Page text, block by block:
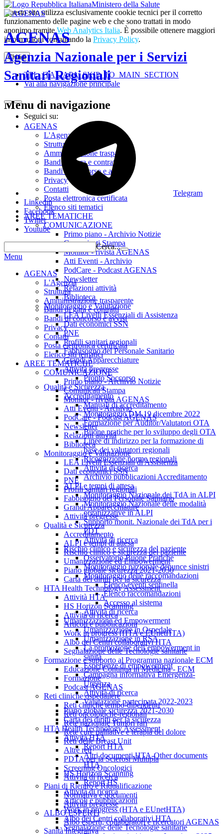
Questo sito utilizza esclusivamente cookie tecnici per il corretto
funzionamento delle pagine web e che sono trattati in modo
anonimo tramite Web Analytics Italia. È possibile ottenere maggiori
informazioni consultando la Privacy Policy.
Chiudi
TPL_ITALIAPA_SKIP_TO_MAIN_SECTION
Vai alla navigazione principale
Ministero della Salute
AGENAS
Agenzia Nazionale per i Servizi
Sanitari Regionali
Seguici su:
Telegram
Linkedin
Facebook
Twitter
Youtube
Cerca...
Menu
AGENAS
L'Agenzia
Struttura
Amministrazione trasparente
Bandi di gara e contratti
Bandi di concorso e avvisi
Privacy
Contatti
Posta elettronica certificata
Elenco siti tematici
AREE TEMATICHE
COMUNICAZIONE
Primo piano - Archivio Notizie
Comunicati Stampa
Monitor - rivista AGENAS
Atti Eventi - Archivio
PodCare - Podcast AGENAS
Newsletter
Relazioni attività
Biblioteca
Monitoraggio e Valutazione
LEA Livelli Essenziali di Assistenza
Dati economici SSN
PNE
Profili sanitari regionali
Fabbisogno del Personale Sanitario
Grandi Apparecchiature
Attività pregresse
Qualità e Sicurezza
Accreditamento
ALPI e tempi di attesa
Rischio clinico e sicurezza del paziente
Umanizzazione ed Empowerment
Piano globale sicurezza 2021-2030
Carta dei diritti per la sicurezza
HTA Health Technology Assessment
Attività HTA
HS Horizon Scanning
Attività di ricerca
Articoli e pubblicazioni
Work in progress (HTA e EUnetHTA)
Albo dei Centri collaborativi HTA
Segnalazione delle Tecnologie sanitarie
Formazione e supporto al Programma nazionale ECM
Educazione Continua in Medicina - ECM
Formazione
Podcast AGENAS
Reti cliniche ospedaliere
Reti cliniche tempo-dipendenti
Reti oncologiche-regionali
Rete nazionale Tumori rari
Rete cure palliative e terapia del dolore
Reti delle Breast Unit
Altre reti
PDTA per la Sclerosi Multipla
Screening Oncologici
Attività di ricerca
Piani di Rientro e Riqualificazione
Normativa e documenti
Attività pregresse
ALBO ESPERTI
Albo esperti, collaboratori e ricercatori AGENAS
Sanità Integrativa
Menu di navigazione
AGENAS
L'Agenzia
Struttura
Amministrazione trasparente
Bandi di gara e contratti
Bandi di concorso e avvisi
Privacy
Contatti
Posta elettronica certificata
Elenco siti tematici
AREE TEMATICHE
COMUNICAZIONE
Primo piano - Archivio Notizie
Comunicati Stampa
Monitor - rivista AGENAS
Atti Eventi - Archivio
PodCare - Podcast AGENAS
Newsletter
Relazioni attività
Biblioteca
Monitoraggio e Valutazione
LEA Livelli Essenziali di Assistenza
Dati economici SSN
PNE
Profili sanitari regionali
Fabbisogno del Personale Sanitario
Grandi Apparecchiature
Attività pregresse
Pronto Soccorso
Qualità e Sicurezza
Accreditamento
Manuali di accreditamento
Monitoraggio DM 19 dicembre 2022
Formazione per Auditor/Valutatori OTA
Buone pratiche per lo sviluppo degli OTA
Linee di indirizzo per la formazione di
base dei valutatori regionali
Ricognizione norme regionali
Attività di ricerca
Archivio pubblicazioni Accreditamento
ALPI e tempi di attesa
Monitoraggio Nazionale dei TdA in ALPI
Monitoraggio Nazionale delle modalità
organizzative in ALPI
Supporto monit. Nazionale dei TdA per i
PDT
Attività di ricerca
Rischio clinico e sicurezza del paziente
Osservatorio Buone Pratiche
Monitoraggio nazionale denunce sinistri
Monitoraggio delle raccomandazioni
Elenco eventi sentinella
Elenco raccomandazioni
Accesso al sistema
Attività di ricerca
Umanizzazione ed Empowerment
Umanizzazione in Ospedale
Umanizzazione in RSA
La promozione dell’empowerment in
sanità
Esperienze di empowerment
Campagna informativa Emergenza-
Urgenza
Attività di ricerca
Valutazione partecipata 2022-2023
Piano globale sicurezza 2021-2030
Carta dei diritti per la sicurezza
HTA Health Technology Assessment
Attività HTA
Report HTA
Altri documenti HTA-Other documents
HTA
HS Horizon Scanning
Report HS
Attività di ricerca
Articoli e pubblicazioni
Work in progress (HTA e EUnetHTA)
Albo dei Centri collaborativi HTA
Segnalazione delle Tecnologie sanitarie